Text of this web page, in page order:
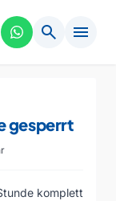
search menu
gesperrt
komplett